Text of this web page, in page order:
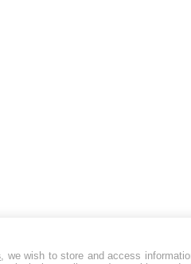
, we wish to store and access